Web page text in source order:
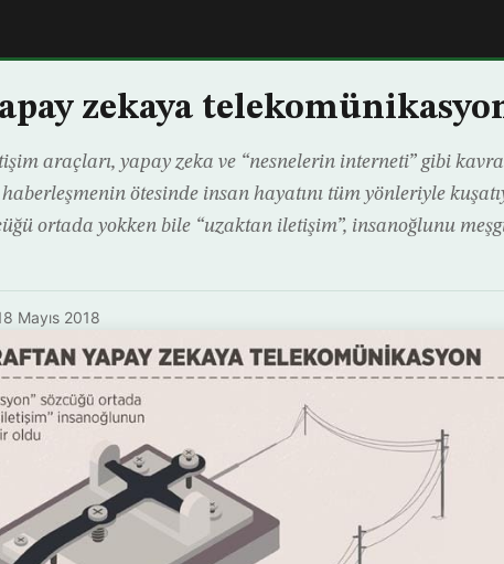
zekaya
araçları, yapay zeka ve “nesnelerin interneti” gibi
ötesinde insan hayatını tüm yönleriyle
ortada yokken bile “uzaktan iletişim”, insanoğlunu
Mayıs 2018